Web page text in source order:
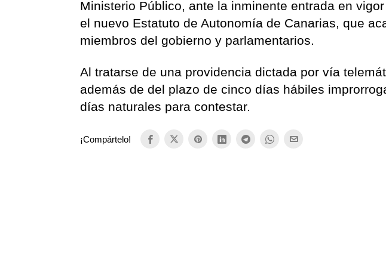
Ministerio Público, ante la inminente entrada en
el nuevo Estatuto de Autonomía de Canarias, que
miembros del gobierno y parlamentarios.
Al tratarse de una providencia dictada por vía
además de del plazo de cinco días hábiles
días naturales para contestar.
¡Compártelo!